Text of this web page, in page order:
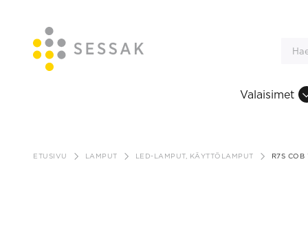
sisältöön
Valaisimet
ETUSIVU LAMPUT LED-LAMPUT, KÄYTTÖLAMPUT R7S